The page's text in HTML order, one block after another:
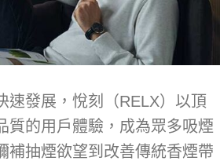
速發展，悅刻（RELX）以頂
質的用戶體驗，成為眾多吸煙
補抽煙欲望到改善傳統香煙帶